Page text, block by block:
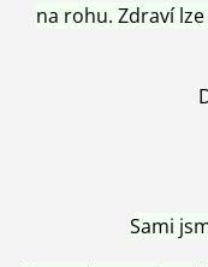
na rohu. Zdraví
Sami